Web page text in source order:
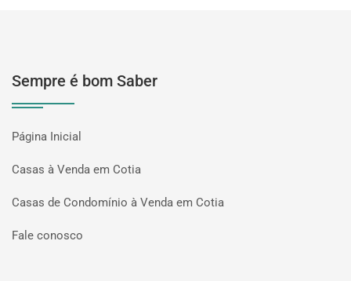
Sempre é bom Saber
Página Inicial
Casas à Venda em Cotia
Casas de Condomínio à Venda em Cotia
Fale conosco